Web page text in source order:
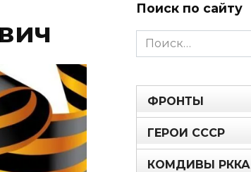
Поиск по сайту
Search
for:
ФРОНТЫ
ГЕРОИ СССР
КОМДИВЫ РККА